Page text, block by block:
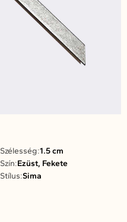
Szélesség:1.5 cm
Szín:Ezüst, Fekete
Stílus:Sima